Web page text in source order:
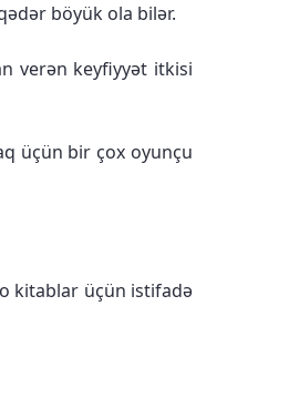
böyük ola bilər.
verən keyfiyyət itkisi
üçün bir çox oyunçu
kitablar üçün istifadə